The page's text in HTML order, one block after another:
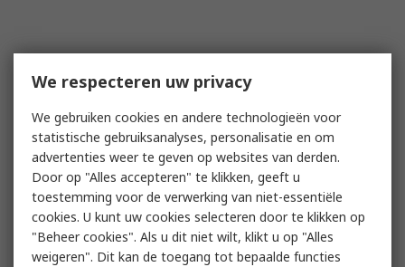
We respecteren uw privacy
We gebruiken cookies en andere technologieën voor
statistische gebruiksanalyses, personalisatie en om
advertenties weer te geven op websites van derden.
Door op "Alles accepteren" te klikken, geeft u
toestemming voor de verwerking van niet-essentiële
cookies. U kunt uw cookies selecteren door te klikken op
"Beheer cookies". Als u dit niet wilt, klikt u op "Alles
weigeren". Dit kan de toegang tot bepaalde functies